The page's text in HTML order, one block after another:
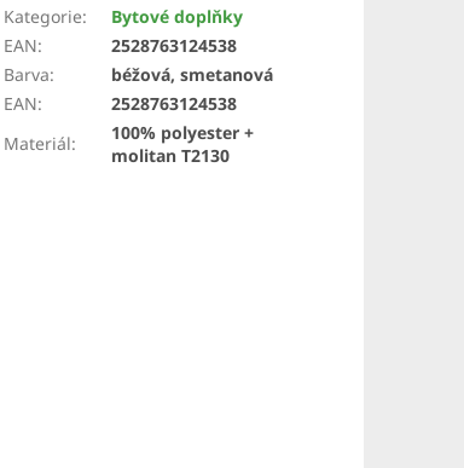
Kategorie:
Bytové doplňky
EAN:
2528763124538
Barva:
béžová, smetanová
EAN:
2528763124538
Materiál:
100% polyester +
molitan T2130